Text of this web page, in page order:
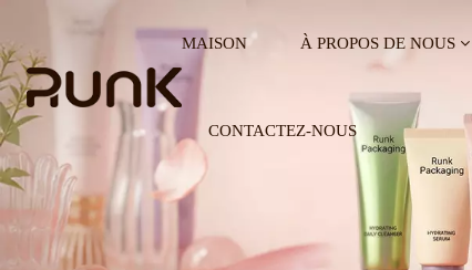
MAISON À PROPOS DE NOUS
CONTACTEZ-NOUS